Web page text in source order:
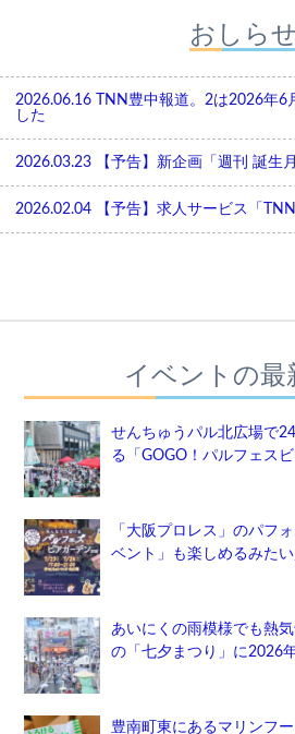
おしらせ
2026.06.16
TNN豊中報道。2は2026年6
した
2026.03.23 【予告】新企画「週刊 誕生
2026.02.04 【予告】求人サービス「
イベントの最
せんちゅうパル北広場で
る「GOGO！パルフェス
「大阪プロレス」のパフ
ベント」も楽しめるみた
あいにくの雨模様でも熱
の「七夕まつり」に2026
豊南町東にあるマリンフ